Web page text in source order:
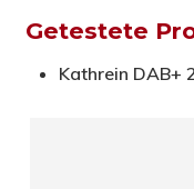
Getestete
Kathrein DAB+